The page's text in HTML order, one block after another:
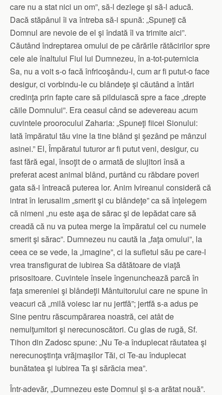
care nu a stat nici un om”, să-l dezlege şi să-l aducă.
Dacă stăpânul îi va întreba să-i spună: „Spuneţi că
Domnul are nevoie de el şi îndată îl va trimite aici”.
Căutând îndreptarea omului de pe cărările rătăcirilor spre
cele ale înaltului Fiul lui Dumnezeu, în a-tot-puternicia
Sa, nu a voit s-o facă înfricoşându-l, cum ar fi putut-o face
desigur, ci vorbindu-le cu blândeţe şi căutând a întări
credinţa prin fapte care să pilduiască spre a face „drepte
căile Domnului”. Era ceasul când se adevereau acum
cuvintele proorocului Zaharia: „Spuneţi fiicei Sionului:
Iată împăratul tău vine la tine blând şi şezând pe mânzul
asinei.” El, Împăratul tuturor ar fi putut veni, desigur, cu
fast fără egal, însoţit de o armată de slujitori însă a
preferat acest animal blând, purtând cu răbdare poveri
gata să-i întreacă puterea lor. Anim Ivireanul consideră că
intrat în Ierusalim „smerit şi cu blândeţe” ca să înţelegem
că nimeni „nu este aşa de sărac şi de lepădat care să
creadă că nu va putea merge la împăratul cel cu numele
smerit şi sărac”. Dumnezeu nu caută la „faţa omului”, la
ceea ce se vede, la „imagine”, ci la sufletul său pe care-l
vrea transfigurat de iubirea Sa dătătoare de viaţă
prisositoare. Cuvintele însele îngenunchează parcă în
faţa smereniei şi blândeţii Mântuitorului care ne spune în
veacuri că „milă voiesc iar nu jertfă”; jertfă s-a adus pe
Sine pentru răscumpărarea noastră, cei atât de
nemulţumitori şi nerecunoscători. Cu glas de rugă, Sf.
Tihon din Zadosc spune: „Nu Te-a înduplecat răutatea şi
nerecunoştinţa vrăjmaşilor Tăi, ci Te-au înduplecat
bunătatea şi iubirea Ta şi sărăcia mea”.
Într-adevăr, „Dumnezeu este Domnul şi s-a arătat nouă”.